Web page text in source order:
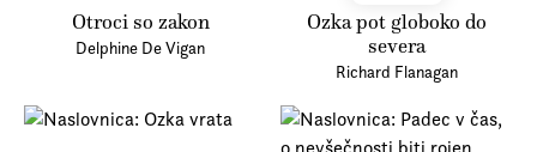
Otroci so zakon
Delphine De Vigan
Ozka pot globoko do
severa
Richard Flanagan